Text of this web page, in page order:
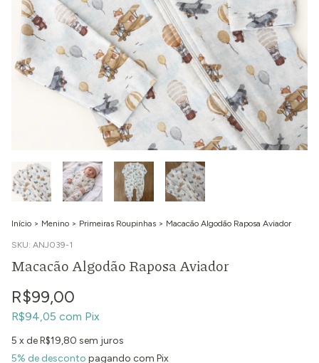
Início > Menino > Primeiras Roupinhas > Macacão Algodão Raposa Aviador
SKU: ANJ039-1
Macacão Algodão Raposa Aviador
R$99,00
R$94,05 com Pix
5 x deR$19,80 sem juros
5% de desconto pagando com Pix